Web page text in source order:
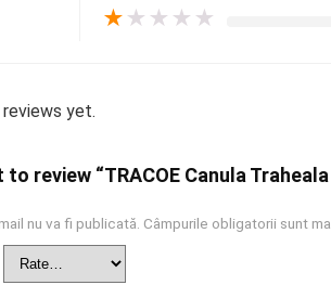
★ ★ ★ ★ ★
yet.
review “TRACOE Canula
nu va fi publicată. Câmpurile obligatorii sunt